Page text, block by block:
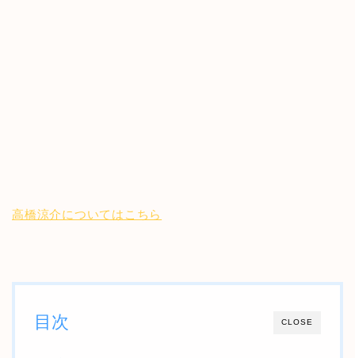
高橋涼介についてはこちら
CLOSE
目次